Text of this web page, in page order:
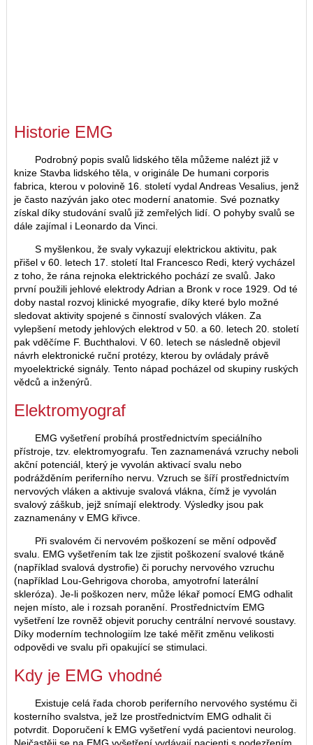
Historie EMG
Podrobný popis svalů lidského těla můžeme nalézt již v
knize Stavba lidského těla, v originále De humani corporis
fabrica, kterou v polovině 16. století vydal Andreas Vesalius, jenž
je často nazýván jako otec moderní anatomie. Své poznatky
získal díky studování svalů již zemřelých lidí. O pohyby svalů se
dále zajímal i Leonardo da Vinci.
S myšlenkou, že svaly vykazují elektrickou aktivitu, pak
přišel v 60. letech 17. století Ital Francesco Redi, který vycházel
z toho, že rána rejnoka elektrického pochází ze svalů. Jako
první použili jehlové elektrody Adrian a Bronk v roce 1929. Od té
doby nastal rozvoj klinické myografie, díky které bylo možné
sledovat aktivity spojené s činností svalových vláken. Za
vylepšení metody jehlových elektrod v 50. a 60. letech 20. století
pak vděčíme F. Buchthalovi. V 60. letech se následně objevil
návrh elektronické ruční protézy, kterou by ovládaly právě
myoelektrické signály. Tento nápad pocházel od skupiny ruských
vědců a inženýrů.
Elektromyograf
EMG vyšetření probíhá prostřednictvím speciálního
přístroje, tzv. elektromyografu. Ten zaznamenává vzruchy neboli
akční potenciál, který je vyvolán aktivací svalu nebo
podrážděním periferního nervu. Vzruch se šíří prostřednictvím
nervových vláken a aktivuje svalová vlákna, čímž je vyvolán
svalový záškub, jejž snímají elektrody. Výsledky jsou pak
zaznamenány v EMG křivce.
Při svalovém či nervovém poškození se mění odpověď
svalu. EMG vyšetřením tak lze zjistit poškození svalové tkáně
(například svalová dystrofie) či poruchy nervového vzruchu
(například Lou-Gehrigova choroba, amyotrofní laterální
skleróza). Je-li poškozen nerv, může lékař pomocí EMG odhalit
nejen místo, ale i rozsah poranění. Prostřednictvím EMG
vyšetření lze rovněž objevit poruchy centrální nervové soustavy.
Díky moderním technologiím lze také měřit změnu velikosti
odpovědi ve svalu při opakující se stimulaci.
Kdy je EMG vhodné
Existuje celá řada chorob periferního nervového systému či
kosterního svalstva, jež lze prostřednictvím EMG odhalit či
potvrdit. Doporučení k EMG vyšetření vydá pacientovi neurolog.